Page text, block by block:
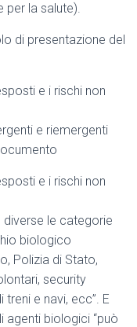
per la salute).
di presentazione del
e i rischi non
e riemergenti
e i rischi non
diverse le categorie
biologico
Polizia di Stato,
security
e navi, ecc”. E
agenti biologici “può